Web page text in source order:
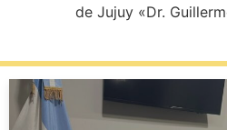
de Jujuy «Dr.